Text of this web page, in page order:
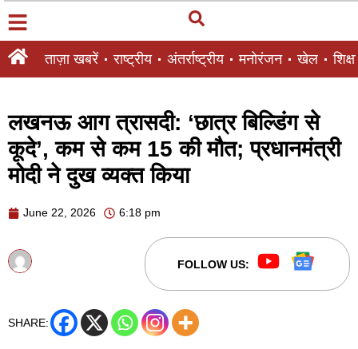
ताज़ा खबरें राष्ट्रीय अंतर्राष्ट्रीय मनोरंजन खेल शिक्षा
लखनऊ आग त्रासदी: ‘छात्र बिल्डिंग से
कूदे’, कम से कम 15 की मौत; प्रधानमंत्री
मोदी ने दुख व्यक्त किया
June 22, 2026 6:18 pm
FOLLOW US:
SHARE: